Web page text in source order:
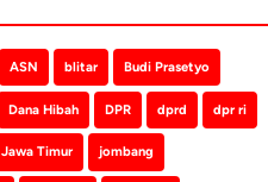
ASN blitar Budi Prasetyo
Dana Hibah DPR dprd dpr ri
Jawa Timur jombang